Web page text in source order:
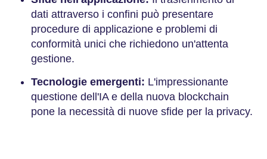
dati attraverso i confini può presentare
procedure di applicazione e problemi di
conformità unici che richiedono un'attenta
gestione.
Tecnologie emergenti: L'impressionante
questione dell'IA e della nuova blockchain
pone la necessità di nuove sfide per la privacy.